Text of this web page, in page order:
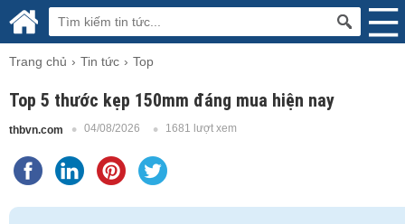
Trang chủ Tin tức Top
Top 5 thước kẹp 150mm đáng mua hiện nay
thbvn.com 04/08/2026 1681 lượt xem